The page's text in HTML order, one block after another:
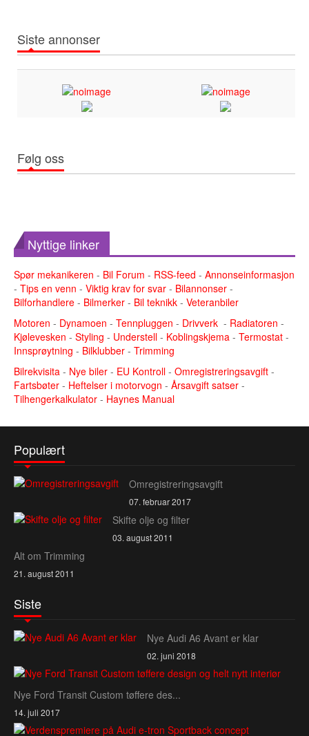
Siste annonser
Følg oss
Nyttige linker
Spør mekanikeren - Bil Forum - RSS-feed - Annonseinformasjon
- Tips en venn - Viktig krav for svar - Bilannonser -
Bilforhandlere - Bilmerker - Bil teknikk - Veteranbiler
Motoren - Dynamoen - Tennpluggen - Drivverk - Radiatoren -
Kjølevesken - Styling - Understell - Koblingskjema - Termostat -
Innsprøytning - Bilklubber - Trimming
Bilrekvisita - Nye biler - EU Kontroll - Omregistreringsavgift -
Fartsbøter - Heftelser i motorvogn - Årsavgift satser -
Tilhengerkalkulator - Haynes Manual
Populært
Omregistreringsavgift
07. februar 2017
Skifte olje og filter
03. august 2011
Alt om Trimming
21. august 2011
Siste
Nye Audi A6 Avant er klar
02. juni 2018
Nye Ford Transit Custom tøffere des...
14. juli 2017